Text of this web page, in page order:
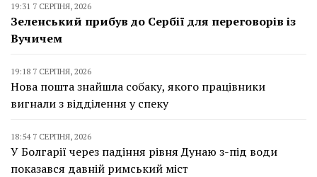
19:31 7 СЕРПНЯ, 2026
Зеленський прибув до Сербії для переговорів із
Вучичем
19:18 7 СЕРПНЯ, 2026
Нова пошта знайшла собаку, якого працівники
вигнали з відділення у спеку
18:54 7 СЕРПНЯ, 2026
У Болгарії через падіння рівня Дунаю з-під води
показався давній римський міст